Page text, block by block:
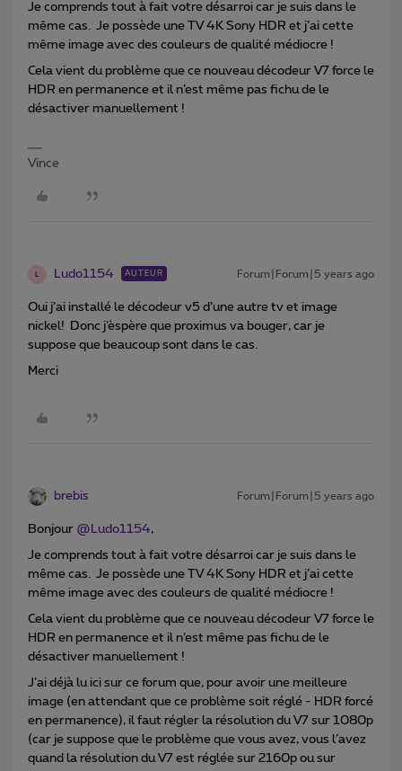
Je comprends tout à fait votre désarroi car je suis dans le
même cas. Je possède une TV 4K Sony HDR et j’ai cette
même image avec des couleurs de qualité médiocre !
Cela vient du problème que ce nouveau décodeur V7 force le
HDR en permanence et il n’est même pas fichu de le
désactiver manuellement !
Vince
Ludo1154 AUTEUR Forum|Forum|5 years ago
Oui j’ai installé le décodeur v5 d’une autre tv et image
nickel! Donc j’èspère que proximus va bouger, car je
suppose que beaucoup sont dans le cas.
Merci
brebis Forum|Forum|5 years ago
Bonjour @Ludo1154,
Je comprends tout à fait votre désarroi car je suis dans le
même cas. Je possède une TV 4K Sony HDR et j’ai cette
même image avec des couleurs de qualité médiocre !
Cela vient du problème que ce nouveau décodeur V7 force le
HDR en permanence et il n’est même pas fichu de le
désactiver manuellement !
J’ai déjà lu ici sur ce forum que, pour avoir une meilleure
image (en attendant que ce problème soit réglé - HDR forcé
en permanence), il faut régler la résolution du V7 sur 1080p
(car je suppose que le problème que vous avez, vous l’avez
quand la résolution du V7 est réglée sur 2160p ou sur